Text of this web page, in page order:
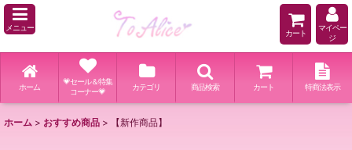
メニュー
カート
マイペー
ジ
ホーム
💗セール＆特集
コーナー💗
カテゴリ 商品検索 カート 特商法表示
ホーム > おすすめ商品 > 【新作商品】